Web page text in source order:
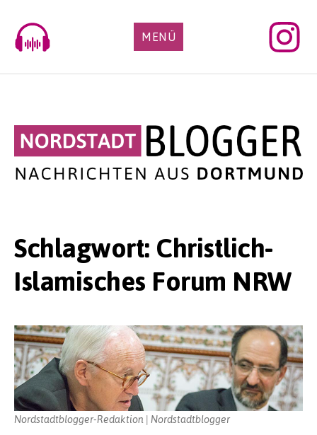
content
MENÜ
Schlagwort: Christlich-
Islamisches Forum NRW
Nordstadtblogger-Redaktion | Nordstadtblogger